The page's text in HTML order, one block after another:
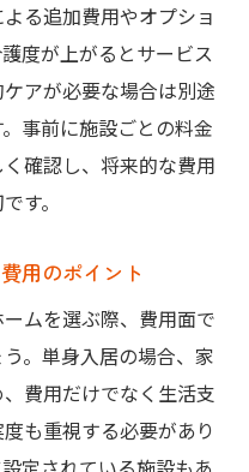
る追加費用やオプショ
度が上がるとサービス
アが必要な場合は別途
事前に施設ごとの料金
確認し、将来的な費用
す。
用のポイント
ムを選ぶ際、費用面で
。単身入居の場合、家
費用だけでなく生活支
も重視する必要があり